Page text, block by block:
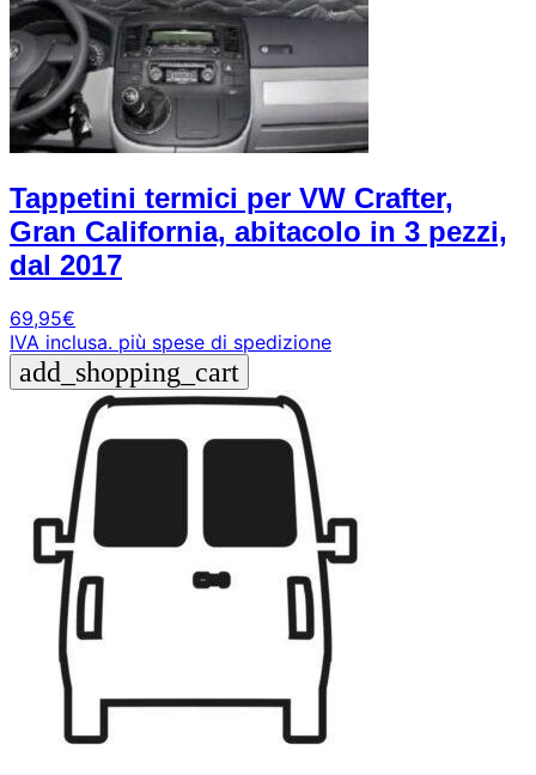
Tappetini termici per VW Crafter,
Gran California, abitacolo in 3 pezzi,
dal 2017
69,95€
IVA inclusa. più spese di spedizione
add_shopping_cart